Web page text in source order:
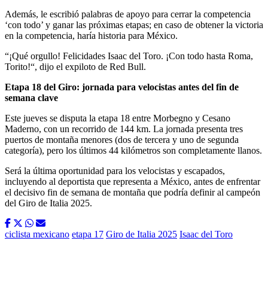
Además, le escribió palabras de apoyo para cerrar la competencia
‘con todo’ y ganar las próximas etapas; en caso de obtener la victoria
en la competencia, haría historia para México.
“¡Qué orgullo! Felicidades Isaac del Toro. ¡Con todo hasta Roma,
Torito!“, dijo el expiloto de Red Bull.
Etapa 18 del Giro: jornada para velocistas antes del fin de
semana clave
Este jueves se disputa la etapa 18 entre Morbegno y Cesano
Maderno, con un recorrido de 144 km. La jornada presenta tres
puertos de montaña menores (dos de tercera y uno de segunda
categoría), pero los últimos 44 kilómetros son completamente llanos.
Será la última oportunidad para los velocistas y escapados,
incluyendo al deportista que representa a México, antes de enfrentar
el decisivo fin de semana de montaña que podría definir al campeón
del Giro de Italia 2025.
ciclista mexicano etapa 17 Giro de Italia 2025 Isaac del Toro